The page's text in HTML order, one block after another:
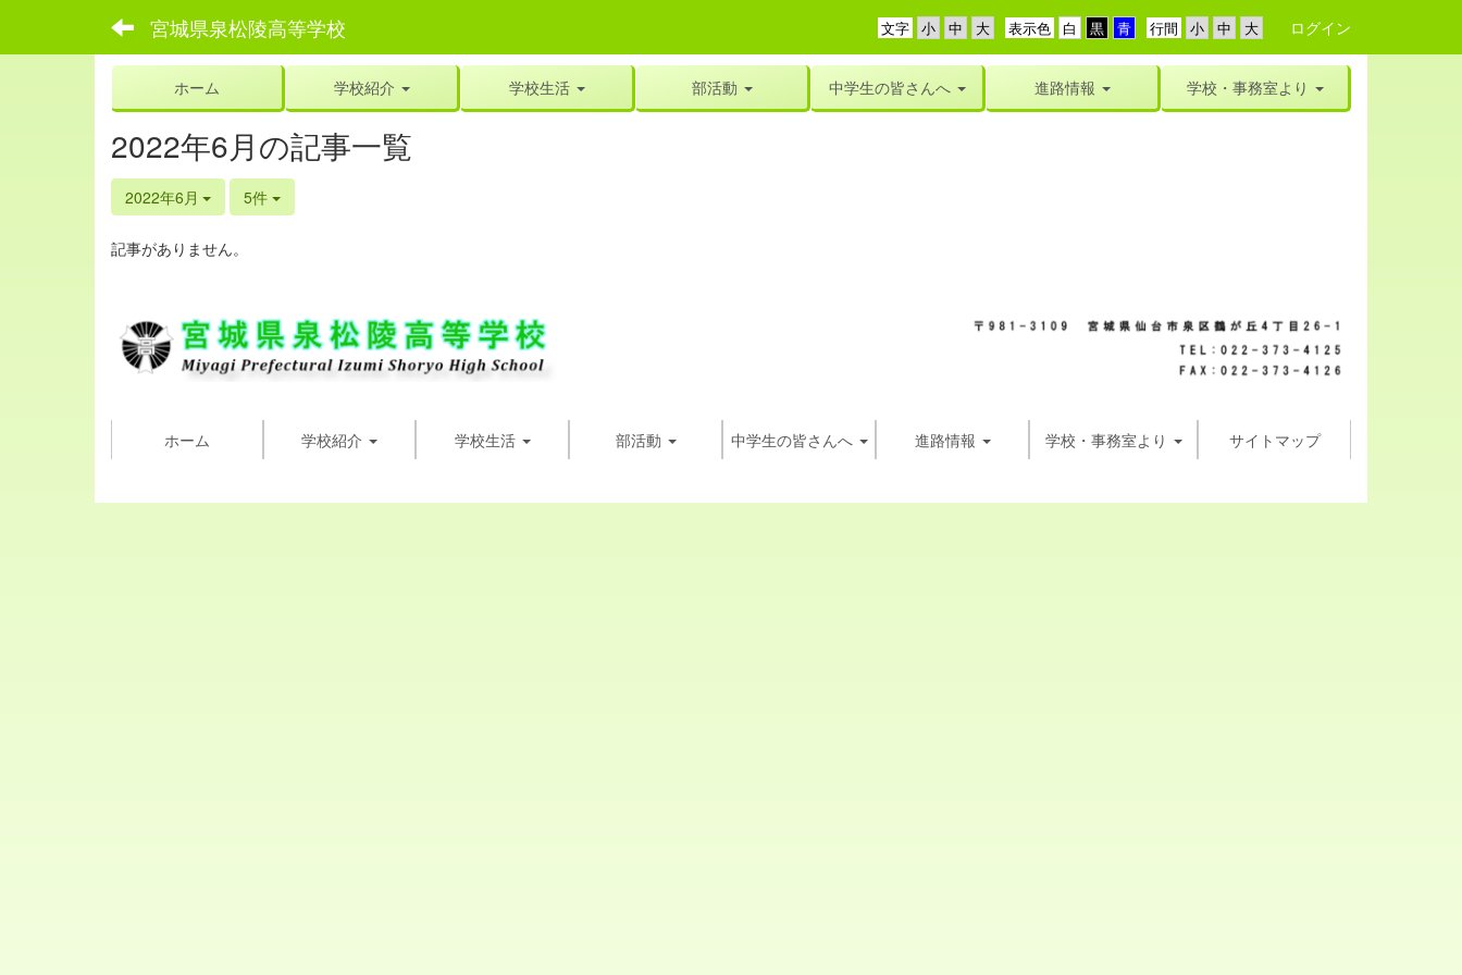
宮城県泉松陵高等学校 行間
表示色
文字 ログイン
ホーム 学校紹介 学校生活 部活動 中学生の皆さんへ 進路情報 学校・事務室より
2022年6月の記事一覧
2022年6月 5件
記事がありません。
ホーム 学校紹介 学校生活 部活動 中学生の皆さんへ 進路情報 学校・事務室より サイトマップ